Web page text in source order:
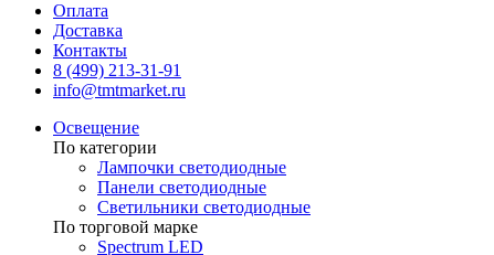
Оплата
Доставка
Контакты
8 (499) 213-31-91
info@tmtmarket.ru
Освещение
По категории
Лампочки светодиодные
Панели светодиодные
Светильники светодиодные
По торговой марке
Spectrum LED